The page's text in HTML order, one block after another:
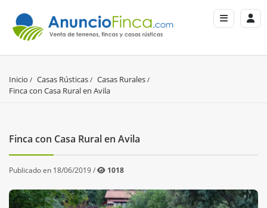
Inicio Casas Rústicas
Casas Rurales
Finca con Casa Rural en Avila
Finca con Casa Rural en Avila
Publicado en 18/06/2019 / 1018